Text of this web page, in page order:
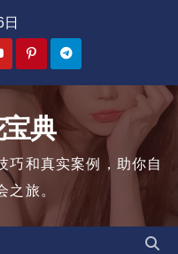
典
巧和真实案例，助你自
之旅。